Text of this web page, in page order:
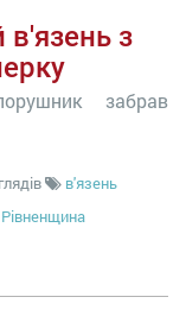
в'язень з
забрав
в'язень
Рівненщина